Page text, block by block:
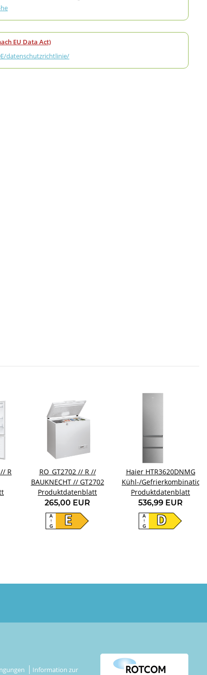
EU Data Act)
datenschutzrichtlinie/
R
RO_GT2702 // R //
BAUKNECHT // GT2702
Produktdatenblatt
265,00 EUR
E
A
↑
G
Haier HTR3620DNMG
Kühl-/Gefrierkombination
Produktdatenblatt
536,99 EUR
D
A
↑
G
Information zur